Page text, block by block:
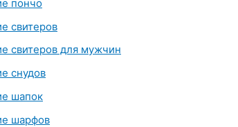
пончо
свитеров
свитеров для мужчин
снудов
шапок
шарфов